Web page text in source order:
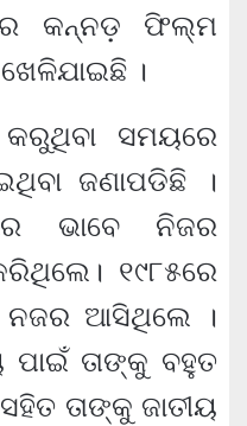
କନ୍ନଡ଼ ଫିଲ୍ମ
।
ସମୟରେ
ଜଣାପଡିଛି ।
ଭାବେ ନିଜର
୧୯୮୫ରେ
ନଜର ଆସିଥିଲେ ।
ତାଙ୍କୁ ବହୁତ
ତାଙ୍କୁ ଜାତୀୟ